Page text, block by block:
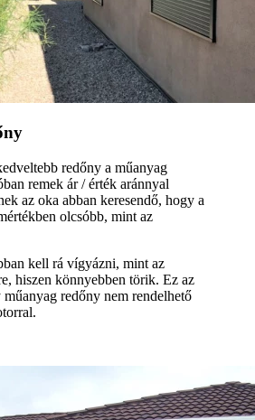
redőny a műanyag
remek ár / érték aránnyal
az oka abban keresendő, hogy a
olcsóbb, mint az
kell rá vígyázni, mint az
hiszen könnyebben törik. Ez az
redőny nem rendelhető